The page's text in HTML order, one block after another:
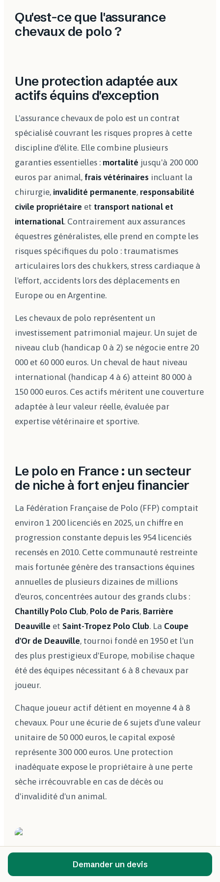
Qu'est-ce que l'assurance
chevaux de polo ?
Une protection adaptée aux
actifs équins d'exception
L'assurance chevaux de polo est un contrat
spécialisé couvrant les risques propres à cette
discipline d'élite. Elle combine plusieurs
garanties essentielles : mortalité jusqu'à 200 000
euros par animal, frais vétérinaires incluant la
chirurgie, invalidité permanente, responsabilité
civile propriétaire et transport national et
international. Contrairement aux assurances
équestres généralistes, elle prend en compte les
risques spécifiques du polo : traumatismes
articulaires lors des chukkers, stress cardiaque à
l'effort, accidents lors des déplacements en
Europe ou en Argentine.
Les chevaux de polo représentent un
investissement patrimonial majeur. Un sujet de
niveau club (handicap 0 à 2) se négocie entre 20
000 et 60 000 euros. Un cheval de haut niveau
international (handicap 4 à 6) atteint 80 000 à
150 000 euros. Ces actifs méritent une couverture
adaptée à leur valeur réelle, évaluée par
expertise vétérinaire et sportive.
Le polo en France : un secteur
de niche à fort enjeu financier
La Fédération Française de Polo (FFP) comptait
environ 1 200 licenciés en 2025, un chiffre en
progression constante depuis les 954 licenciés
recensés en 2010. Cette communauté restreinte
mais fortunée génère des transactions équines
annuelles de plusieurs dizaines de millions
d'euros, concentrées autour des grands clubs :
Chantilly Polo Club, Polo de Paris, Barrière
Deauville et Saint-Tropez Polo Club. La Coupe
d'Or de Deauville, tournoi fondé en 1950 et l'un
des plus prestigieux d'Europe, mobilise chaque
été des équipes nécessitant 6 à 8 chevaux par
joueur.
Chaque joueur actif détient en moyenne 4 à 8
chevaux. Pour une écurie de 6 sujets d'une valeur
unitaire de 50 000 euros, le capital exposé
représente 300 000 euros. Une protection
inadéquate expose le propriétaire à une perte
sèche irrécouvrable en cas de décès ou
d'invalidité d'un animal.
Demander un devis